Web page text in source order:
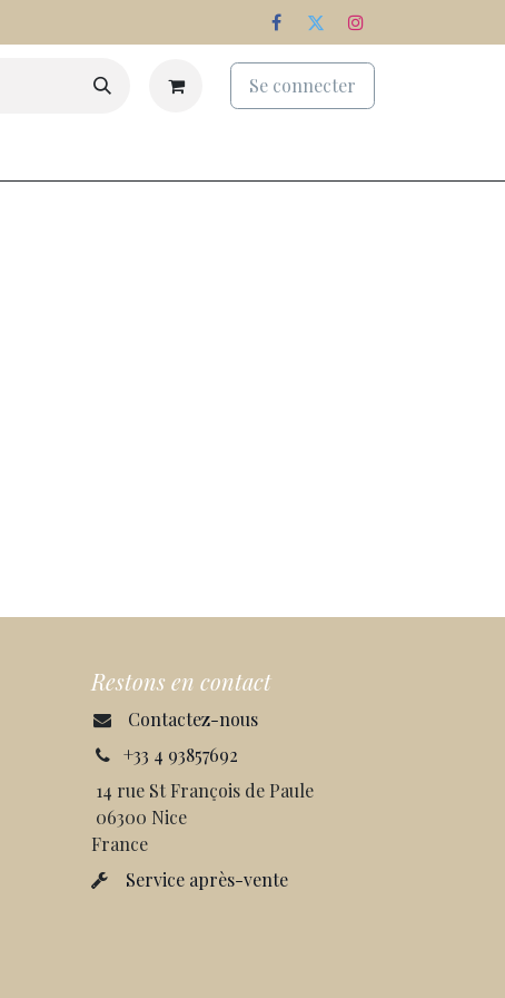
Se connecter
Restons en contact
Contactez-nous
+33 4 93857692
14 rue St François de Paule
06300 Nice
France
Service après-vente